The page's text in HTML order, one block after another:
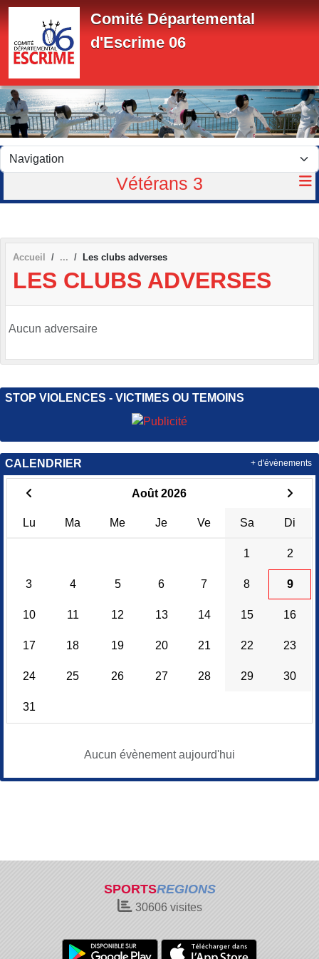
Comité Départemental
d'Escrime 06
Vétérans 3
Accueil Les clubs adverses
LES CLUBS ADVERSES
Aucun adversaire
STOP VIOLENCES - VICTIMES OU TEMOINS
CALENDRIER
Août 2026
Lu Ma Me Je Ve Sa Di
1 2
3 4 5 6 7 8 9
10 11 12 13 14 15 16
17 18 19 20 21 22 23
24 25 26 27 28 29 30
31
Aucun évènement aujourd'hui
+ d'évènements
SPORTSREGIONS
30606visites
Panneau de gestion des cookies